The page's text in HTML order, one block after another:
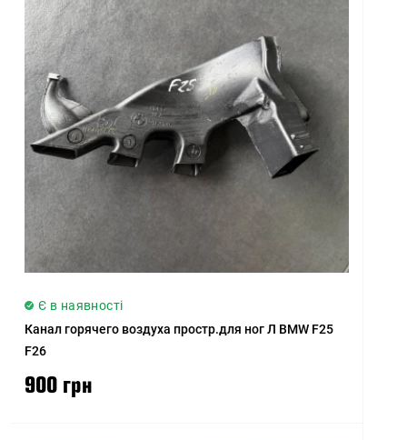
Є в наявності
Канал горячего воздуха простр.для ног Л BMW F25
F26
900 грн